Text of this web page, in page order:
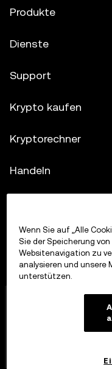
Produkte
Dienste
Support
Krypto kaufen
Kryptorechner
Handeln
Die OKX Europe
OKX firmiert, ist
Handelsplattform,
des Markets in
Gesetze von
zugelassen wurde.
Wenn Sie auf „Alle
Sie der Speicherung
Websitenavigation zu
analysieren und unsere
unterstützen.